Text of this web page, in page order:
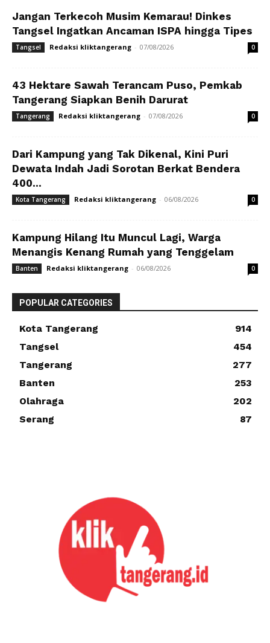
Jangan Terkecoh Musim Kemarau! Dinkes
Tangsel Ingatkan Ancaman ISPA hingga Tipes
Tangsel Redaksi kliktangerang - 07/08/2026 0
43 Hektare Sawah Terancam Puso, Pemkab
Tangerang Siapkan Benih Darurat
Tangerang Redaksi kliktangerang - 07/08/2026 0
Dari Kampung yang Tak Dikenal, Kini Puri
Dewata Indah Jadi Sorotan Berkat Bendera
400...
Kota Tangerang Redaksi kliktangerang - 06/08/2026 0
Kampung Hilang Itu Muncul Lagi, Warga
Menangis Kenang Rumah yang Tenggelam
Banten Redaksi kliktangerang - 06/08/2026 0
POPULAR CATEGORIES
Kota Tangerang
914
Tangsel
454
Tangerang
277
Banten
253
Olahraga
202
Serang
87